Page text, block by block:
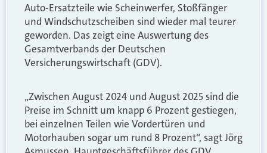
Auto-Ersatzteile wie Scheinwerfer, Stoßfänger
und Windschutzscheiben sind wieder mal teurer
geworden. Das zeigt eine Auswertung des
Gesamtverbands der Deutschen
Versicherungswirtschaft (GDV).
„Zwischen August 2024 und August 2025 sind die
Preise im Schnitt um knapp 6 Prozent gestiegen,
bei einzelnen Teilen wie Vordertüren und
Motorhauben sogar um rund 8 Prozent“, sagt Jörg